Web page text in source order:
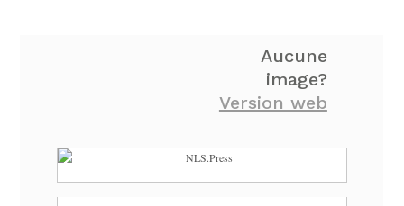
Aucune
image?
Version web